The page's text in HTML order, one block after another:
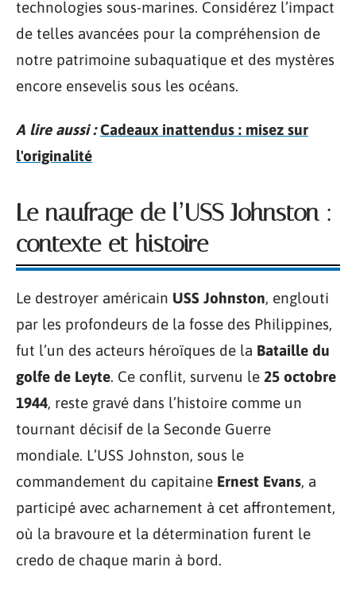
technologies sous-marines. Considérez l’impact
de telles avancées pour la compréhension de
notre patrimoine subaquatique et des mystères
encore ensevelis sous les océans.
A lire aussi : Cadeaux inattendus : misez sur
l'originalité
Le naufrage de l’USS Johnston :
contexte et histoire
Le destroyer américain USS Johnston, englouti
par les profondeurs de la fosse des Philippines,
fut l’un des acteurs héroïques de la Bataille du
golfe de Leyte. Ce conflit, survenu le 25 octobre
1944, reste gravé dans l’histoire comme un
tournant décisif de la Seconde Guerre
mondiale. L’USS Johnston, sous le
commandement du capitaine Ernest Evans, a
participé avec acharnement à cet affrontement,
où la bravoure et la détermination furent le
credo de chaque marin à bord.